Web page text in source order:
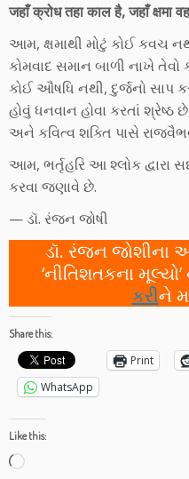
जहाँ क्रोध तहा काल है, जहाँ क्षमा
આમ, ક્ષમાથી મોટું કોઈ કવચ
કોમવાદ સમાન બાળી નાખે તેવો
કોઈ ઔષધિ નથી, દુર્જનો સાપ
હોવું ધનવાન હોવા કરતાં
અને કવિત્વ શક્તિ પાસે
આમ, ભર્તૃહરિ આ શ્લોક દ્વારા
કરવા જણાવે છે.
— ડૉ. રંજન જોષી
ડૉ. રંજન જોશીના
‘નીતિશતકના
કરીને
Share this:
Print
WhatsApp
Like this:
Loading…